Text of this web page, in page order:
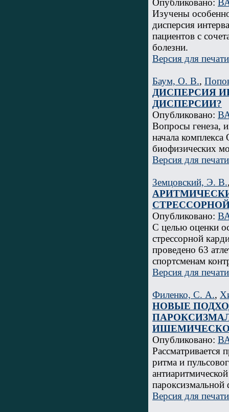
Изучены
дисперсия
пациентов с
болезни.
Версия для печати
Баум, О. В.,
ДИСПЕРСИЯ
ДИСПЕРСИИ?
Опубликовано:
Вопросы генеза,
начала
биофизических
Версия для печати
Земцовский, Э. В.
Опубликовано:
С целью оценки
стрессорной
проведено 63
спортсменам
Версия для печати
Филенко, С. А.,
НОВЫЕ
Опубликовано:
Рассматривается
ритма и
Версия для печати